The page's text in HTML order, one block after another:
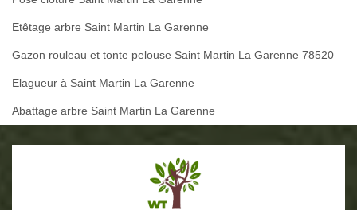
Etêtage arbre Saint Martin La Garenne
Gazon rouleau et tonte pelouse Saint Martin La Garenne 78520
Elagueur à Saint Martin La Garenne
Abattage arbre Saint Martin La Garenne